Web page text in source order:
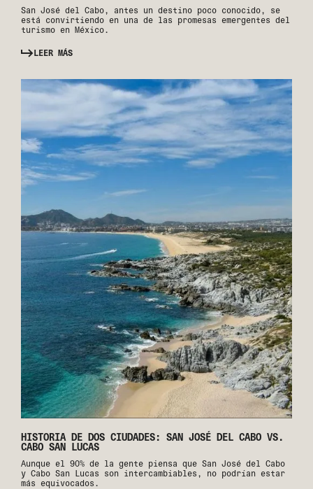
San José del Cabo, antes un destino poco conocido, se
está convirtiendo en una de las promesas emergentes del
turismo en México.
LEER MÁS
HISTORIA DE DOS CIUDADES: SAN JOSÉ DEL CABO VS.
CABO SAN LUCAS
Aunque el 90% de la gente piensa que San José del Cabo
y Cabo San Lucas son intercambiables, no podrían estar
más equivocados.